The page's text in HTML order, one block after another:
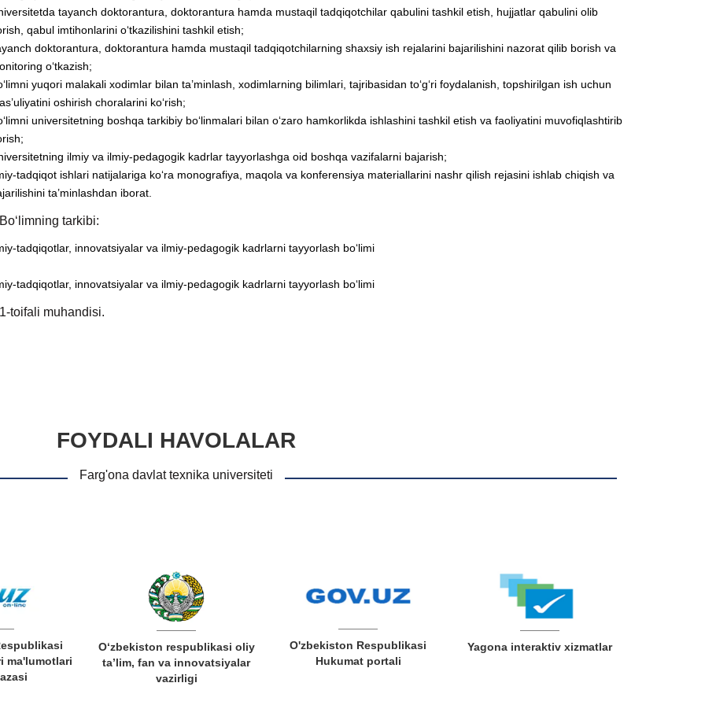
tayanch doktorantura, doktorantura hamda mustaqil tadqiqotchilar qabulini tashkil etish, hujjatlar qabulini olib
qabul imtihonlarini o‘tkazilishini tashkil etish;
doktorantura, doktorantura hamda mustaqil tadqiqotchilarning shaxsiy ish rejalarini bajarilishini nazorat qilib borish va
o‘tkazish;
yuqori malakali xodimlar bilan ta’minlash, xodimlarning bilimlari, tajribasidan to‘g‘ri foydalanish, topshirilgan ish uchun
oshirish choralarini ko‘rish;
universitetning boshqa tarkibiy bo‘linmalari bilan o‘zaro hamkorlikda ishlashini tashkil etish va faoliyatini muvofiqlashtirib
ilmiy va ilmiy-pedagogik kadrlar tayyorlashga oid boshqa vazifalarni bajarish;
tadqiqot ishlari natijalariga ko‘ra monografiya, maqola va konferensiya materiallarini nashr qilish rejasini ishlab chiqish va
ta’minlashdan iborat.
Bo‘limning tarkibi:
tadqiqotlar, innovatsiyalar va ilmiy-pedagogik kadrlarni tayyorlash bo‘limi
tadqiqotlar, innovatsiyalar va ilmiy-pedagogik kadrlarni tayyorlash bo‘limi
1-toifali muhandisi.
FOYDALI HAVOLALAR
Farg'ona davlat texnika universiteti
ma'lumotlari
O‘zbekiston respublikasi oliy
ta’lim, fan va innovatsiyalar
vazirligi
O'zbekiston Respublikasi
Hukumat portali
Yagona interaktiv xizmatlar